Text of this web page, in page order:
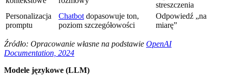
streszczenia
Personalizacja
promptu
Chatbot dopasowuje ton,
poziom szczegółowości
Odpowiedź „na
miarę”
Źródło: Opracowanie własne na podstawie OpenAI
Documentation, 2024
Modele językowe (LLM)